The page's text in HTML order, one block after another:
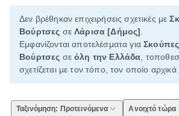
Δεν βρέθηκαν επιχειρήσεις σχετικές με
Βούρτσες σεΛάρισα [Δήμος]
Εμφανίζονται αποτελέσματα γιαΣκούπες
Βούρτσες σεόλη την Ελλάδα ,
σχετίζεται με τον τόπο, τον οποίο αρχικά
Ταξινόμηση: Προτεινόμενα Ανοιχτό τώρα